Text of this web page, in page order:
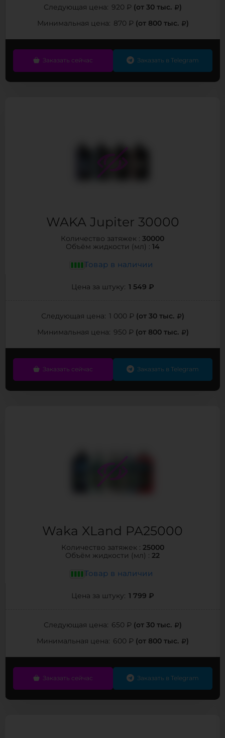
Следующая цена: 920 ₽ (от 30 тыс. )
Минимальная цена: 870 ₽ (от 800 тыс. )
Заказать сейчас Заказать в Telegram
WAKA Jupiter 30000
Количество затяжек : 30000
Объём жидкости (мл) : 14
Товар в наличии
Цена за штуку: 1 549 ₽
Следующая цена: 1 000 ₽ (от 30 тыс. )
Минимальная цена: 950 ₽ (от 800 тыс. )
Заказать сейчас Заказать в Telegram
Waka XLand PA25000
Количество затяжек : 25000
Объём жидкости (мл) : 22
Товар в наличии
Цена за штуку: 1 799 ₽
Следующая цена: 650 ₽ (от 30 тыс. )
Минимальная цена: 600 ₽ (от 800 тыс. )
Заказать сейчас Заказать в Telegram